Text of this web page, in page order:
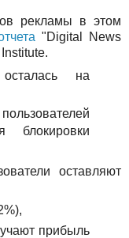
рекламы в этом
"Digital News
на
блокировки
оставляют
прибыль